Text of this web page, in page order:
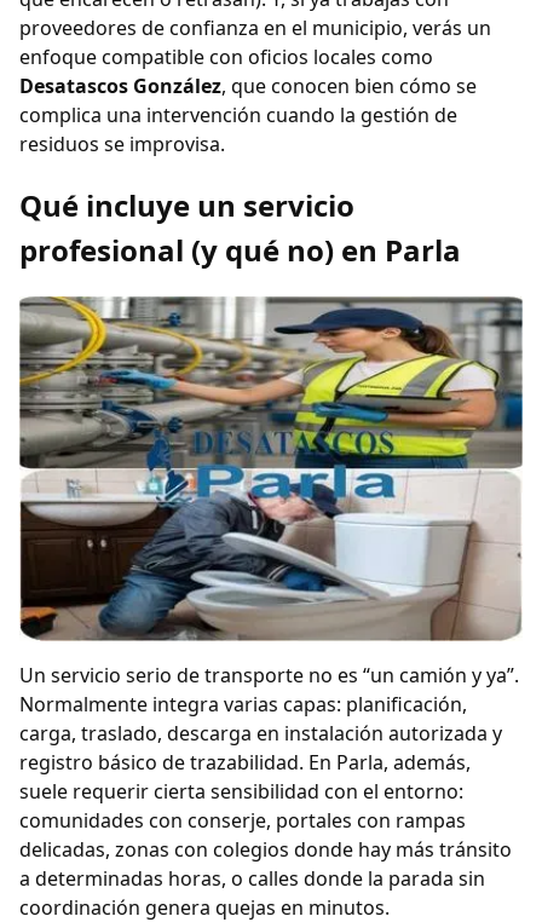
proveedores de confianza en el municipio, verás un
enfoque compatible con oficios locales como
Desatascos González, que conocen bien cómo se
complica una intervención cuando la gestión de
residuos se improvisa.
Qué incluye un servicio
profesional (y qué no) en Parla
Un servicio serio de transporte no es “un camión y ya”.
Normalmente integra varias capas: planificación,
carga, traslado, descarga en instalación autorizada y
registro básico de trazabilidad. En Parla, además,
suele requerir cierta sensibilidad con el entorno:
comunidades con conserje, portales con rampas
delicadas, zonas con colegios donde hay más tránsito
a determinadas horas, o calles donde la parada sin
coordinación genera quejas en minutos.